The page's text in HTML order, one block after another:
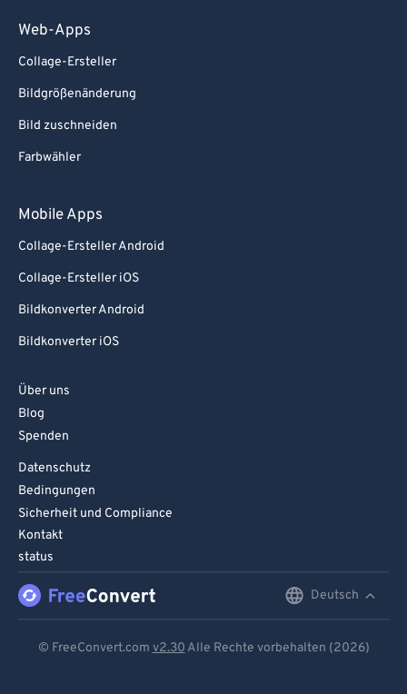
Web-Apps
Collage-Ersteller
Bildgrößenänderung
Bild zuschneiden
Farbwähler
Mobile Apps
Collage-Ersteller Android
Collage-Ersteller iOS
Bildkonverter Android
Bildkonverter iOS
Über uns
Blog
Spenden
Datenschutz
Bedingungen
Sicherheit und Compliance
Kontakt
status
Deutsch
© FreeConvert.com v2.30 Alle Rechte vorbehalten (2026)